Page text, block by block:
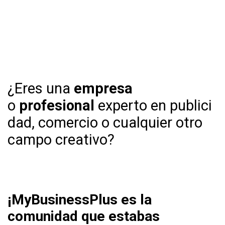
¿Eres una empresa
o profesional experto en publici​
dad, comercio o cualquier otro
campo creativo?
¡MyBusinessPlus es la
comunidad que estabas